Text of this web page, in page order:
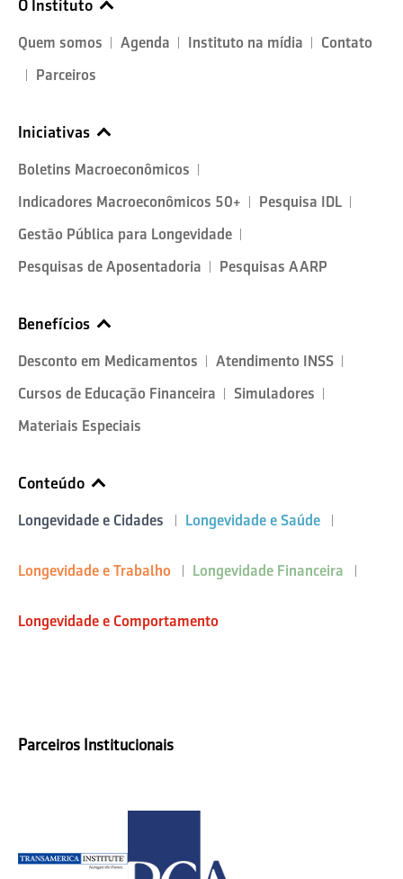
O Instituto
Quem somos Agenda Instituto na mídia
Contato
Parceiros
Iniciativas
Boletins Macroeconômicos
Indicadores Macroeconômicos 50+
Pesquisa IDL
Gestão Pública para Longevidade
Pesquisas de Aposentadoria
Pesquisas AARP
Benefícios
Desconto em Medicamentos
Atendimento INSS
Cursos de Educação Financeira
Simuladores
Materiais Especiais
Conteúdo
Longevidade e Cidades Longevidade e Saúde
Longevidade e Trabalho Longevidade Financeira
Longevidade e Comportamento
Parceiros Institucionais